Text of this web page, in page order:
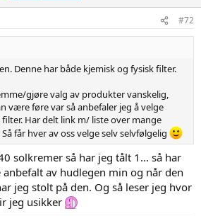
#72
Denne har både kjemisk og fysisk filter.
gjøre valg av produkter vanskelig,
være føre var så anbefaler jeg å velge
Har delt link m/ liste over mange
får hver av oss velge selv selvfølgelig
solkremer så har jeg tålt 1... så har
av hudlegen min og når den
jeg stolt på den. Og så leser jeg hvor
jeg usikker